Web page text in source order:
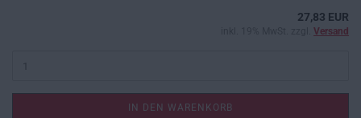
27,83 EUR
Versand
IN DEN WARENKORB